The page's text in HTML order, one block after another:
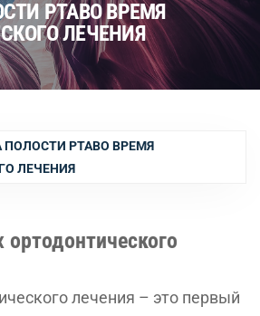
РТАВО ВРЕМЯ
ЛЕЧЕНИЯ
ПОЛОСТИ РТАВО ВРЕМЯ
ЛЕЧЕНИЯ
ортодонтического
лечения – это первый